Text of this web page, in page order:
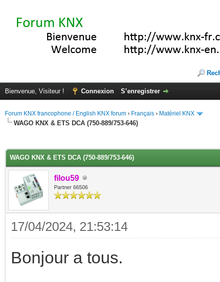
Bienvenue, Visiteur ! Connexion S’enregistrer
Forum KNX francophone / English KNX forum › Français › Matériel KNX
WAGO KNX & ETS DCA (750-889/753-646)
WAGO KNX & ETS DCA (750-889/753-646)
filou59
Partner 66506
17/04/2024, 21:53:14
Bonjour a tous.